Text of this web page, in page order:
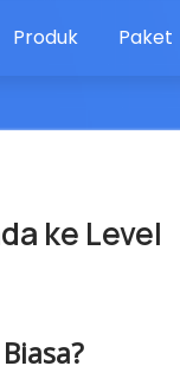
Produk Paket
ke Level